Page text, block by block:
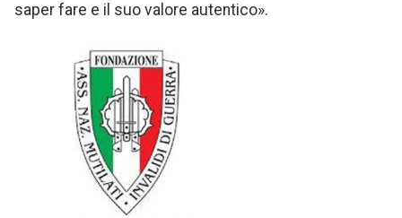
saper fare e il suo valore autentico».